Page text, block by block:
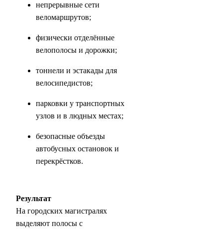
непрерывные сети
веломаршрутов;
физически отделённые
велополосы и дорожки;
тоннели и эстакады для
велосипедистов;
парковки у транспортных
узлов и в людных местах;
безопасные объезды
автобусных остановок и
перекрёстков.
Результат
На городских магистралях
выделяют полосы с